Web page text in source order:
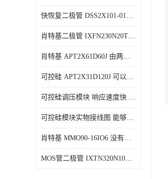
快恢复二极管 DSS2X101-015A 具有较高的可靠性
肖特基二极管 IXFN230N20T 可以提供稳定的电压输出
肖特基 APT2X61D60J 由两个半导体材料组成
可控硅 APT2X31D120J 可以提供稳定的电压输出
可控硅调压模块 响应速度快 可控性强
可控硅模块实物接线图 能够减少能量损耗 响应速度快
肖特基 MMO90-16IO6 没有机械移动部件
MOS管二极管 IXTN320N10T 由两个半导体材料组成